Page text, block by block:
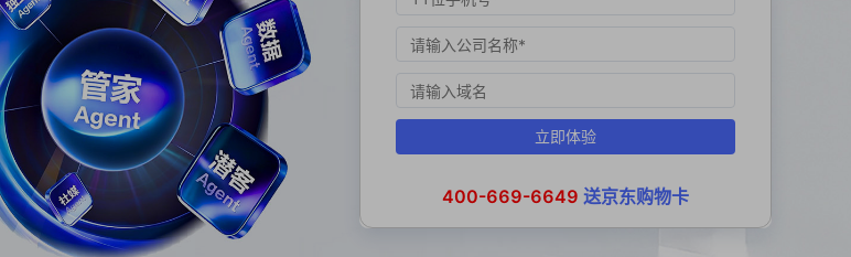
立即体验
400-669-6649 送京东购物卡